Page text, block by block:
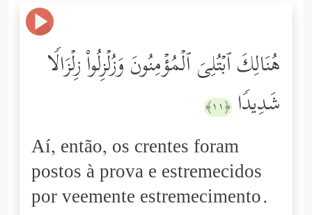
هُنَالِكَ ٱبۡتُلِیَ ٱلۡمُؤۡمِنُونَ وَزُلۡزِلُواْ زِلۡزَالࣰا
شَدِیدࣰا ﴿١١﴾
Aí, então, os crentes foram
postos à prova e estremecidos
por veemente estremecimento.